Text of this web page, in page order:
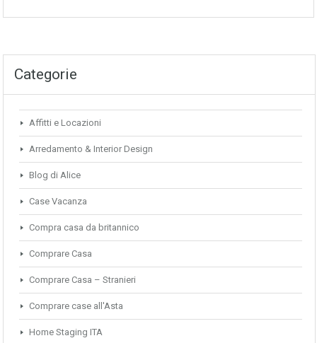
Categorie
Affitti e Locazioni
Arredamento & Interior Design
Blog di Alice
Case Vacanza
Compra casa da britannico
Comprare Casa
Comprare Casa – Stranieri
Comprare case all'Asta
Home Staging ITA